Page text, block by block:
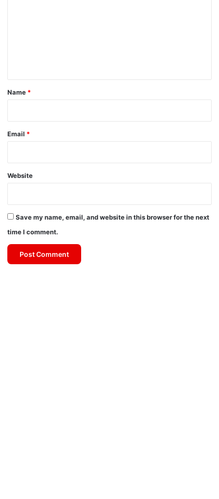
*
Name *
Email *
Website
Save my name, email, and website in this browser for the next
time I comment.